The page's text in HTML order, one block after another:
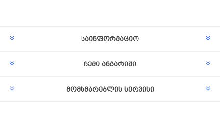
საინფორმაციო
ჩემი ანგარიში
მომხმარებლის სერვისი